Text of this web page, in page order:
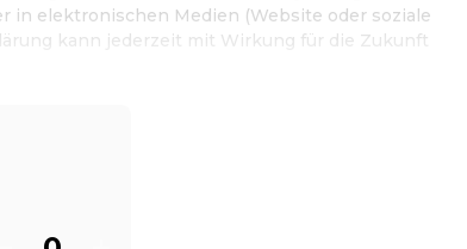
in elektronischen Medien (Website oder soziale
kann jederzeit mit Wirkung für die Zukunft